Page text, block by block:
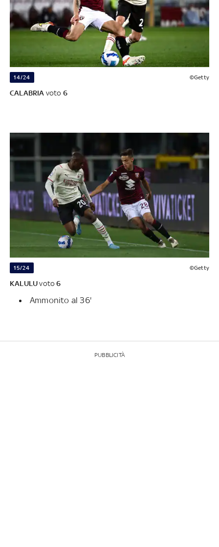
14/24 ©Getty
CALABRIA voto 6
15/24 ©Getty
KALULUvoto6
Ammonito al 36'
PUBBLICITÀ